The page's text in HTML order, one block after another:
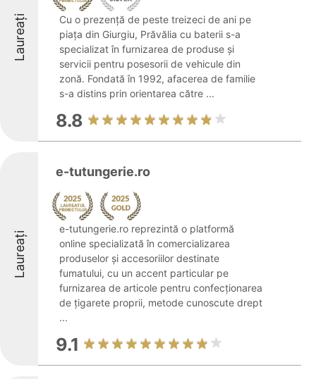
Laureați
Cu o prezență de peste treizeci de ani pe
piața din Giurgiu, Prăvălia cu baterii s-a
specializat în furnizarea de produse și
servicii pentru posesorii de vehicule din
zonă. Fondată în 1992, afacerea de familie
s-a distins prin orientarea către ...
8.8
Laureați
e-tutungerie.ro
e-tutungerie.ro reprezintă o platformă
online specializată în comercializarea
produselor și accesoriilor destinate
fumatului, cu un accent particular pe
furnizarea de articole pentru confecționarea
de țigarete proprii, metode cunoscute drept
...
9.1